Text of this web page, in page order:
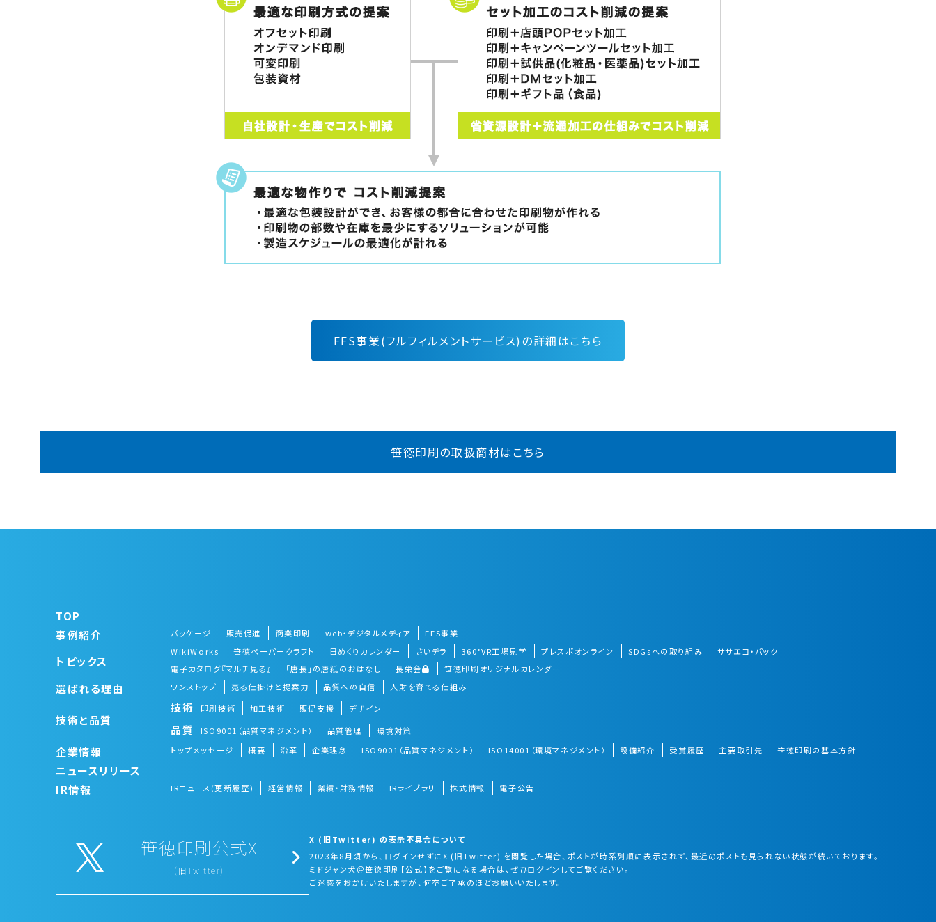
FFS事業(フルフィルメントサービス)の詳細はこちら
笹徳印刷の取扱商材はこちら
TOP
事例紹介
パッケージ 販売促進 商業印刷 web・デジタルメディア FFS事業
トピックス
WikiWorks 笹徳ペーパークラフト 日めくりカレンダー さいデラ 360°VR工場見学 プレスポオンライン SDGsへの取り組み
ササエコ・パック
電子カタログ『マルチ見る』
「唐長」の唐紙のおはなし 長栄会 笹徳印刷オリジナルカレンダー
選ばれる理由 ワンストップ 売る仕掛けと提案力 品質への自信 人財を育てる仕組み
技術と品質
技術 印刷技術 加工技術 販促支援 デザイン
品質 ISO9001（品質マネジメント） 品質管理 環境対策
企業情報 トップメッセージ 概要 沿革 企業理念 ISO9001（品質マネジメント） ISO14001（環境マネジメント） 設備紹介 受賞履歴 主要取引先 笹徳印刷の基本方針
ニュースリリース
IR情報
IRニュース(更新履歴) 経営情報 業績・財務情報 IRライブラリ 株式情報 電子公告
笹徳印刷公式X
(旧Twitter)
X (旧Twitter) の表示不具合について
2023年8月頃から、ログインせずにX (旧Twitter) を閲覧した場合、ポストが時系列順に表示されず、最近のポストも見られない状態が続いております。
ミドジャン犬＠笹徳印刷【公式】をご覧になる場合は、ぜひログインしてご覧ください。
ご迷惑をおかけいたしますが、何卒ご了承のほどお願いいたします。